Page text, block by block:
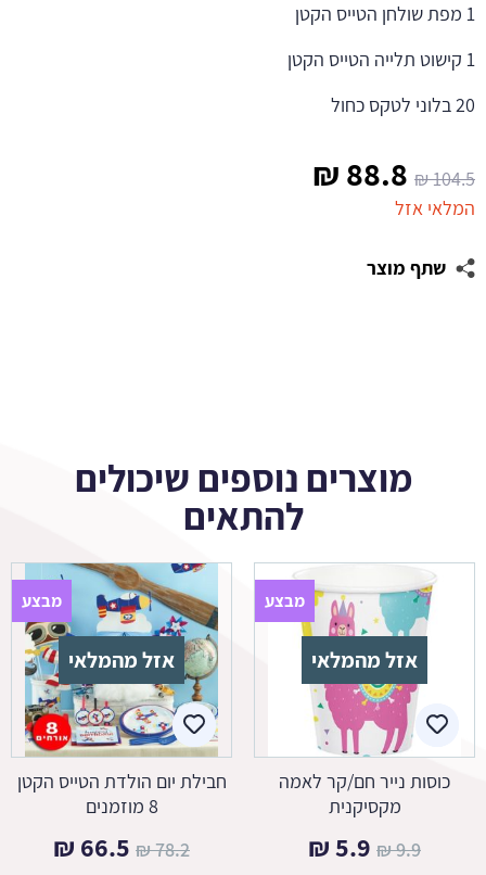
104.5
₪ המחיר
המקורי
היה:
88.8
₪
המלאי אזל
שתף מוצר
1 מפת שולחן הטייס הקטן
1 קישוט תלייה הטייס הקטן
20 בלוני לטקס כחול
מוצרים נוספים שיכולים
להתאים
אזל מהמלאי
מבצע
כוסות נייר חם/קר לאמה
מקסיקנית
9.9
₪ המחיר
5.9
₪
אזל מהמלאי
מבצע
חבילת יום הולדת הטייס הקטן
8 מוזמנים
78.2
₪ המחיר
66.5
₪